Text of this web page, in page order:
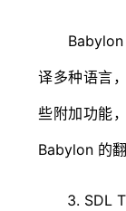
Babylon
译多种语言
些附加功能
Babylon 的
3. SDL